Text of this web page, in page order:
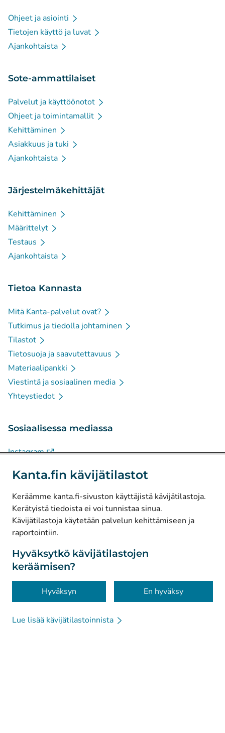
Kanta.fin kävijätilastot
Keräämme kanta.fi-sivuston käyttäjistä kävijätilastoja.
Kerätyistä tiedoista ei voi tunnistaa sinua.
Kävijätilastoja käytetään palvelun kehittämiseen ja
raportointiin.
Hyväksytkö kävijätilastojen
keräämisen?
Hyväksyn En hyväksy
Lue lisää kävijätilastoinnista
Ohjeet ja asiointi
Tietojen käyttö ja luvat
Ajankohtaista
Sote-ammattilaiset
Palvelut ja käyttöönotot
Ohjeet ja toimintamallit
Kehittäminen
Asiakkuus ja tuki
Ajankohtaista
Järjestelmäkehittäjät
Kehittäminen
Määrittelyt
Testaus
Ajankohtaista
Tietoa Kannasta
Mitä Kanta-palvelut ovat?
Tutkimus ja tiedolla johtaminen
Tilastot
Tietosuoja ja saavutettavuus
Materiaalipankki
Viestintä ja sosiaalinen media
Yhteystiedot
Sosiaalisessa mediassa
Instagram(Avautuu uuteen välilehteen)
Facebook(Avautuu uuteen välilehteen)
© Kanta-Palvelut, Kansaneläkelaitos
Tietosuoja
Tietoa sivustosta
Saavutettavuus
Evästeet